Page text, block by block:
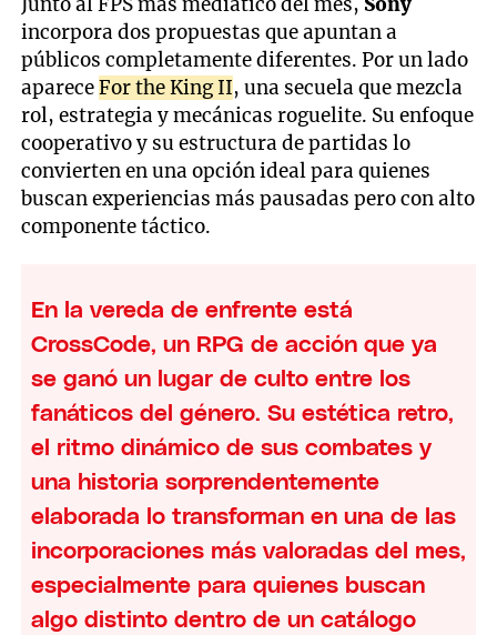
incorpora dos propuestas que apuntan a
públicos completamente diferentes. Por un lado
apareceFor the King II, una secuela que mezcla
rol, estrategia y mecánicas roguelite. Su enfoque
cooperativo y su estructura de partidas lo
convierten en una opción ideal para quienes
buscan experiencias más pausadas pero con alto
componente táctico.
En la vereda de enfrente está
CrossCode, un RPG de acción que ya
se ganó un lugar de culto entre los
fanáticos del género. Su estética retro,
el ritmo dinámico de sus combates y
una historia sorprendentemente
elaborada lo transforman en una de las
incorporaciones más valoradas del mes,
especialmente para quienes buscan
algo distinto dentro de un catálogo